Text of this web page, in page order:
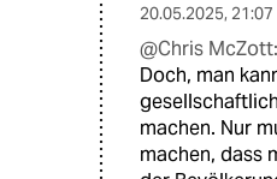
20.05.2025,
@Chris McZott:
Doch, man
machen. Nur
machen, dass